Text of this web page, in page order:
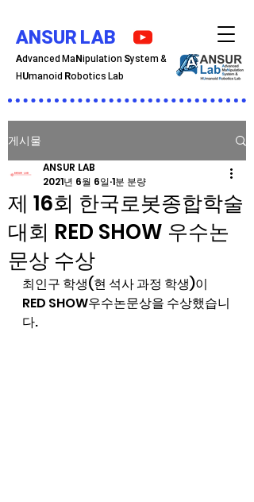
Advanced MaNipulation System &
H Umanoid Robotics Lab
ANSUR LAB
게시물
제 16회 한국로봇종합학술
대회 RED SHOW 우수논
문상 수상
ANSUR LAB
2021년 6월 6일 1분 분량
최인구 학생(현 석사 과정 학생)이
RED SHOW우수논문상을 수상했습니
다.